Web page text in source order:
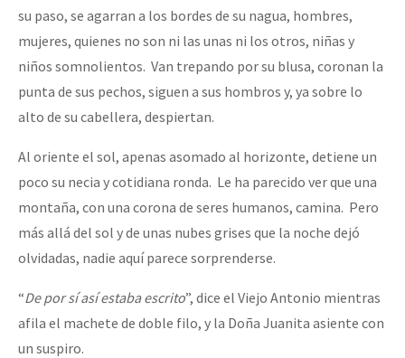
su paso, se agarran a los bordes de su nagua, hombres,
mujeres, quienes no son ni las unas ni los otros, niñas y
niños somnolientos. Van trepando por su blusa, coronan la
punta de sus pechos, siguen a sus hombros y, ya sobre lo
alto de su cabellera, despiertan.
Al oriente el sol, apenas asomado al horizonte, detiene un
poco su necia y cotidiana ronda. Le ha parecido ver que una
montaña, con una corona de seres humanos, camina. Pero
más allá del sol y de unas nubes grises que la noche dejó
olvidadas, nadie aquí parece sorprenderse.
“De por sí así estaba escrito”, dice el Viejo Antonio mientras
afila el machete de doble filo, y la Doña Juanita asiente con
un suspiro.